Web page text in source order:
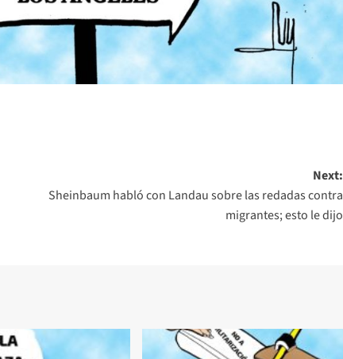
Next:
Sheinbaum habló con Landau sobre las redadas contra
migrantes; esto le dijo